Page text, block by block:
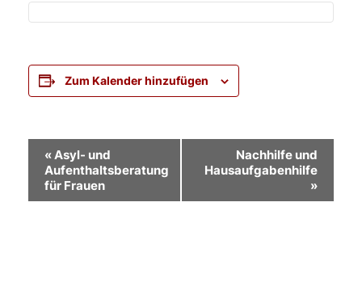
Zum Kalender hinzufügen
Veranstaltung-
Navigation
«Asyl- und
Aufenthaltsberatung
für Frauen
Nachhilfe und
Hausaufgabenhilfe
»